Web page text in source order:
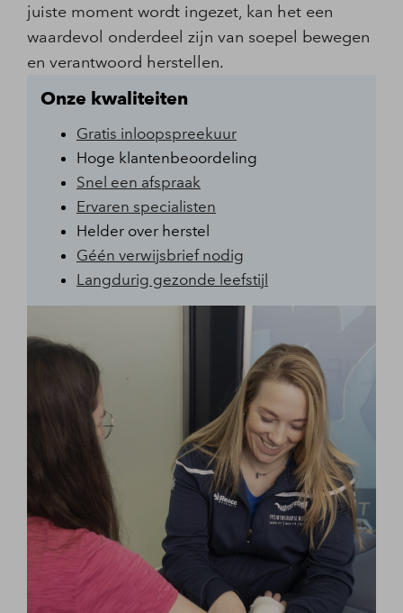
juiste moment wordt ingezet, kan het een
waardevol onderdeel zijn van soepel bewegen
en verantwoord herstellen.
Onze kwaliteiten
Gratis inloopspreekuur
Hoge klantenbeoordeling
Snel een afspraak
Ervaren specialisten
Helder over herstel
Géén verwijsbrief nodig
Langdurig gezonde leefstijl